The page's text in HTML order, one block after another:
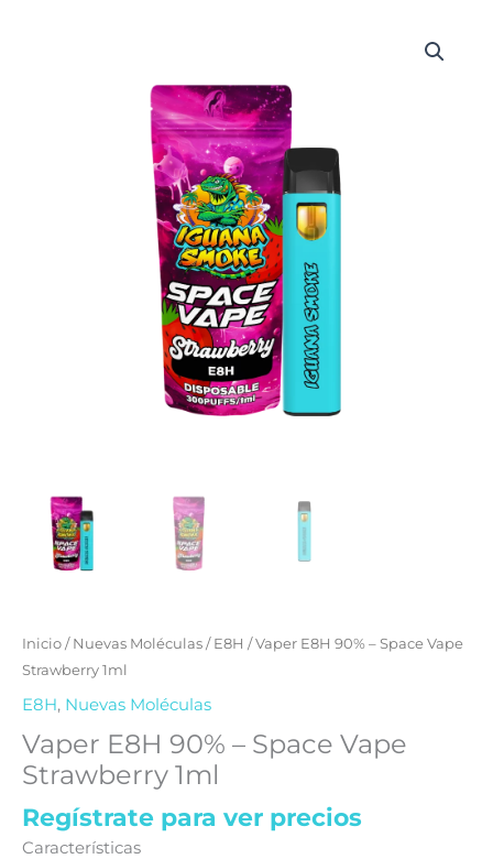
Inicio/Nuevas Moléculas/E8H / Vaper E8H 90% – Space Vape
Strawberry 1ml
E8H, Nuevas Moléculas
Vaper E8H 90% – Space Vape
Strawberry 1ml
Regístrate para ver precios
Características